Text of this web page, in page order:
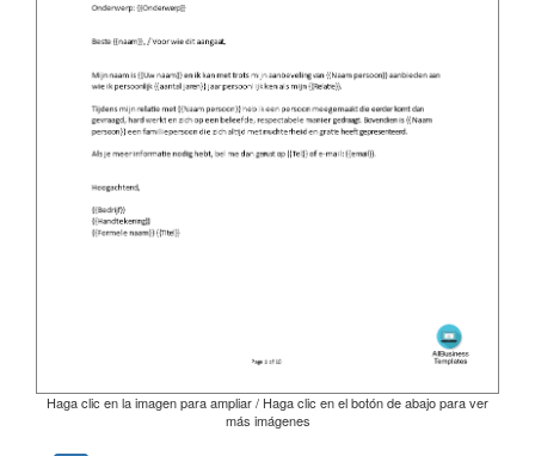
Haga clic en la imagen para ampliar / Haga clic en el botón de abajo para ver
más imágenes